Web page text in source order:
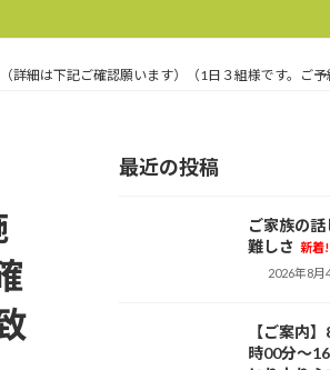
細は下記ご確認願います）（1日３組様です。ご予
最近の投稿
ご家族の話
難しさ 新着
2026年8月
【ご案内
時00分～